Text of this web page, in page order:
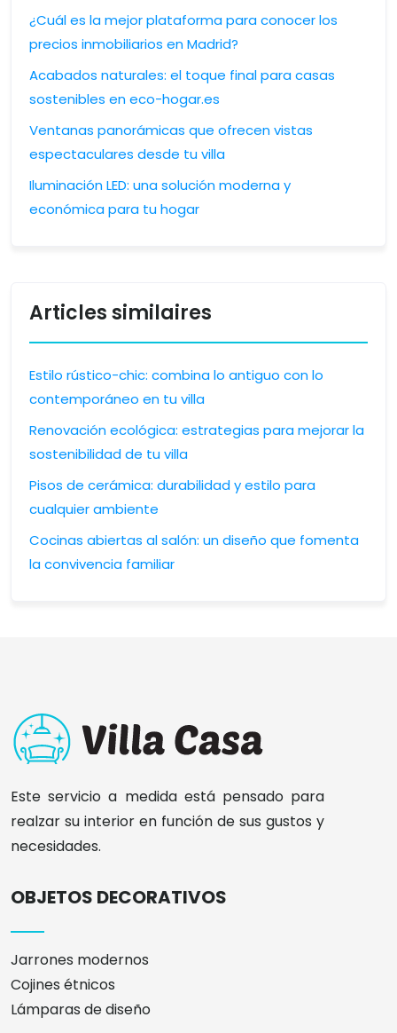
¿Cuál es la mejor plataforma para conocer los
precios inmobiliarios en Madrid?
Acabados naturales: el toque final para casas
sostenibles en eco-hogar.es
Ventanas panorámicas que ofrecen vistas
espectaculares desde tu villa
Iluminación LED: una solución moderna y
económica para tu hogar
Articles similaires
Estilo rústico-chic: combina lo antiguo con lo
contemporáneo en tu villa
Renovación ecológica: estrategias para mejorar la
sostenibilidad de tu villa
Pisos de cerámica: durabilidad y estilo para
cualquier ambiente
Cocinas abiertas al salón: un diseño que fomenta
la convivencia familiar
Este servicio a medida está pensado para
realzar su interior en función de sus gustos y
necesidades.
OBJETOS DECORATIVOS
Jarrones modernos
Cojines étnicos
Lámparas de diseño